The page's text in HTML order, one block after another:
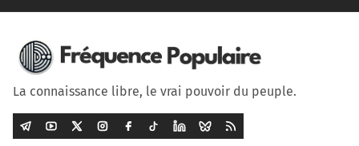
La connaissance libre, le vrai pouvoir du peuple.